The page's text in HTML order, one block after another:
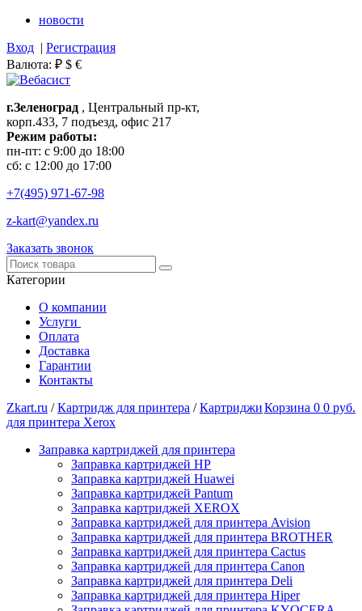
новости
Вход | Регистрация
Валюта: ₽ $ €
г.Зеленоград , Центральный пр-кт,
корп.433, 7 подъезд, офис 217
Режим работы:
пн-пт: с 9:00 до 18:00
сб: с 12:00 до 17:00
+7(495) 971-67-98
z-kart@yandex.ru
Заказать звонок
Категории
О компании
Услуги
Оплата
Доставка
Гарантии
Контакты
Корзина 0 0 руб.
Zkart.ru /Картридж для принтера /Картриджи
для принтера Xerox
Заправка картриджей для принтера
Заправка картриджей HP
Заправка картриджей Huawei
Заправка картриджей Pantum
Заправка картриджей XEROX
Заправка картриджей для принтера Avision
Заправка картриджей для принтера BROTHER
Заправка картриджей для принтера Cactus
Заправка картриджей для принтера Canon
Заправка картриджей для принтера Deli
Заправка картриджей для принтера Hiper